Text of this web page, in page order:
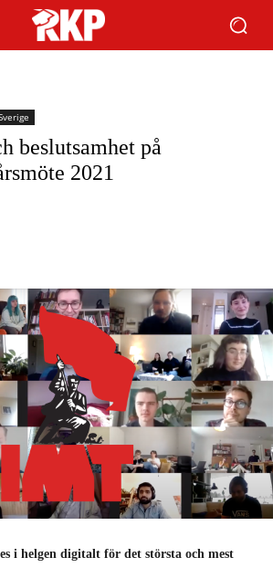
beslutsamhet på
2021
i helgen digitalt för det största och mest